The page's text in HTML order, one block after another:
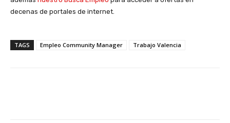
decenas de portales de internet.
TAGS Empleo Community Manager Trabajo Valencia